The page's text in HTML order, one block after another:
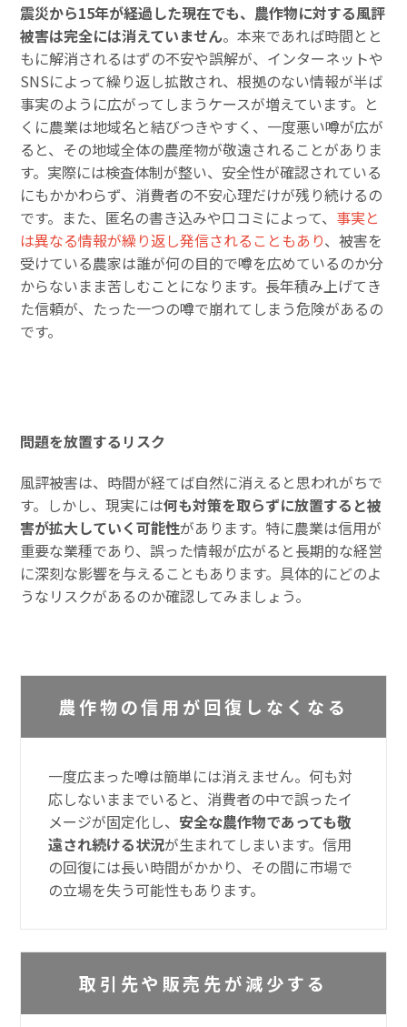
震災から15年が経過した現在でも、農作物に対する風評
被害は完全には消えていません。本来であれば時間とと
もに解消されるはずの不安や誤解が、インターネットや
SNSによって繰り返し拡散され、根拠のない情報が半ば
事実のように広がってしまうケースが増えています。と
くに農業は地域名と結びつきやすく、一度悪い噂が広が
ると、その地域全体の農産物が敬遠されることがありま
す。実際には検査体制が整い、安全性が確認されている
にもかかわらず、消費者の不安心理だけが残り続けるの
です。また、匿名の書き込みや口コミによって、 事実と
は異なる情報が繰り返し発信されることもあり、被害を
受けている農家は誰が何の目的で噂を広めているのか分
からないまま苦しむことになります。長年積み上げてき
た信頼が、たった一つの噂で崩れてしまう危険があるの
です。
問題を放置するリスク
風評被害は、時間が経てば自然に消えると思われがちで
す。しかし、現実には何も対策を取らずに放置すると被
害が拡大していく可能性があります。特に農業は信用が
重要な業種であり、誤った情報が広がると長期的な経営
に深刻な影響を与えることもあります。具体的にどのよ
うなリスクがあるのか確認してみましょう。
農作物の信用が回復しなくなる
一度広まった噂は簡単には消えません。何も対
応しないままでいると、消費者の中で誤ったイ
メージが固定化し、安全な農作物であっても敬
遠され続ける状況が生まれてしまいます。信用
の回復には長い時間がかかり、その間に市場で
の立場を失う可能性もあります。
取引先や販売先が減少する